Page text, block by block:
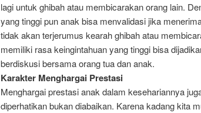
lagi untuk ghibah atau membicarakan orang lain.
yang tinggi pun anak bisa menvalidasi jika
tidak akan terjerumus kearah ghibah atau
memiliki rasa keingintahuan yang tinggi bisa
berdiskusi bersama orang tua dan anak.
Karakter Menghargai Prestasi
Menghargai prestasi anak dalam kesehariannya
diperhatikan bukan diabaikan. Karena kadang kita